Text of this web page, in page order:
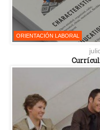
ORIENTACIÓN LABORAL